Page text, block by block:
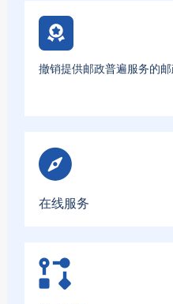
撤销提供邮政普遍服务的
在线服务